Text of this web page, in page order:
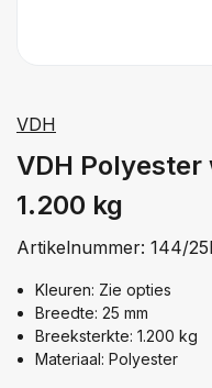
VDH
VDH
1.200 kg
Artikelnummer: 144/
Kleuren: Zie opties
Breedte: 25 mm
Breeksterkte: 1.200 kg
Materiaal: Polyester